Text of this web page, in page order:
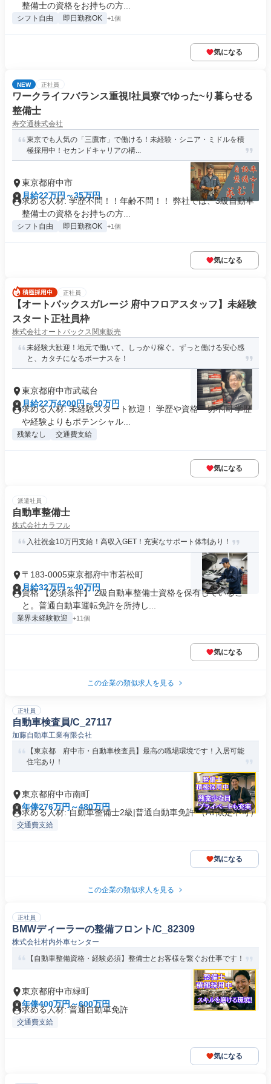
整備士の資格をお持ちの方...
シフト自由 即日勤務OK +1個
気になる
NEW 正社員
ワークライフバランス重視!社員寮でゆった~り暮らせる
整備士
寿交通株式会社
東京でも人気の「三鷹市」で働ける！未経験・シニア・ミドルを積
極採用中！セカンドキャリアの構...
東京都府中市
月給22万円～35万円
求める人材: 学歴不問！！年齢不問！！ 弊社では、3級自動車
整備士の資格をお持ちの方...
シフト自由 即日勤務OK +1個
気になる
正社員
【オートバックスガレージ 府中フロアスタッフ】未経験
スタート正社員枠
株式会社オートバックス関東販売
未経験大歓迎！地元で働いて、しっかり稼ぐ。ずっと働ける安心感
と、カタチになるボーナスを！
東京都府中市武蔵台
月給22万4200円～60万円
求める人材: 未経験スタート歓迎！ 学歴や資格一切不問 学歴
や経験よりもポテンシャル...
残業なし 交通費支給
気になる
派遣社員
自動車整備士
株式会社カラフル
入社祝金10万円支給！高収入GET！充実なサポート体制あり！
〒183-0005東京都府中市若松町
月給32万円～40万円
資格 【必須条件】 2級自動車整備士資格を保有しているこ
と。普通自動車運転免許を所持し...
業界未経験歓迎 +11個
気になる
この企業の類似求人を見る
正社員
自動車検査員/C_27117
加藤自動車工業有限会社
【東京都 府中市・自動車検査員】最高の職場環境です！入居可能
住宅あり！
東京都府中市南町
年俸276万円～480万円
求める人材: 自動車整備士2級|普通自動車免許 （AT限定不可）
交通費支給
気になる
この企業の類似求人を見る
正社員
BMWディーラーの整備フロント/C_82309
株式会社村内外車センター
【自動車整備資格・経験必須】整備士とお客様を繋ぐお仕事です！
東京都府中市緑町
年俸400万円～600万円
求める人材: 普通自動車免許
交通費支給
気になる